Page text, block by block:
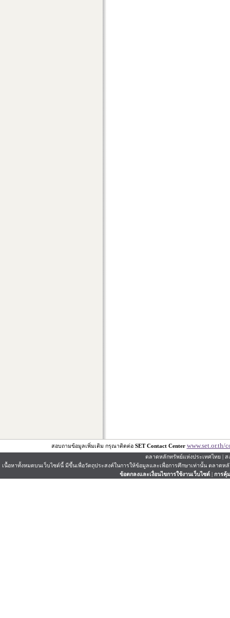
สอบถามข้อมูลเพิ่มเติม กรุณาติดต่อ SET Contact Center www.set.or.th/
ตลาดหลักทรัพย์แห่งประเทศไทย |
เนื้อหาทั้งหมดบนเว็บไซต์นี้ มีขึ้นเพื่อวัตถุประสงค์ในการให้ข้อมูลและเพื่อการศึกษาเท่านั้น ตลาด
ข้อตกลงและเงื่อนไขการใช้งานเว็บไซต์| การคุ้